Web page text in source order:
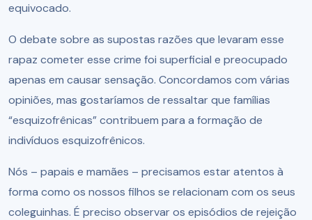
equivocado.
O debate sobre as supostas razões que levaram esse
rapaz cometer esse crime foi superficial e preocupado
apenas em causar sensação. Concordamos com várias
opiniões, mas gostaríamos de ressaltar que famílias
“esquizofrênicas” contribuem para a formação de
indivíduos esquizofrênicos.
Nós – papais e mamães – precisamos estar atentos à
forma como os nossos filhos se relacionam com os seus
coleguinhas. É preciso observar os episódios de rejeição